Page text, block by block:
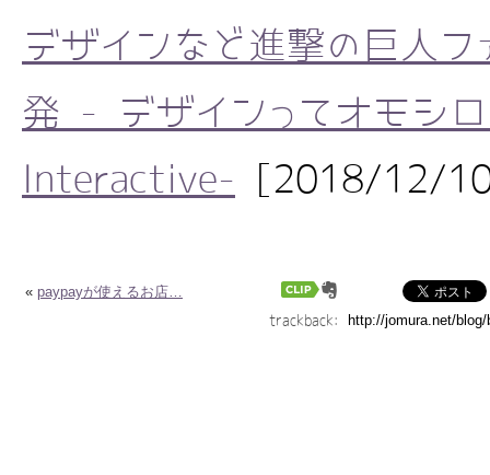
デザインなど進撃の巨人
発 - デザインってオモシ
Interactive- [2018/12/
« paypayが使えるお店…
trackback: